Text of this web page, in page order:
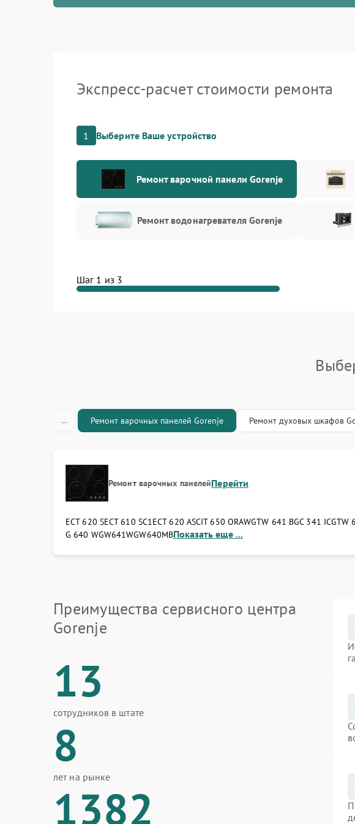
Экспресс-расчет стоимости ремонта
1 Выберите Ваше устройство
Ремонт варочной панели Gorenje
Ремонт водонагревателя Gorenje
Шаг 1 из 3
← Ремонт варочных панелей Gorenje Ремонт духовых шкафов
Ремонт варочных панелейПерейти
ECT 620 SECT 610 SC1ECT 620 ASCIT 650 ORAWGTW 641 BGC 341 ICGTW
G 640 WGW641WGW640MBПоказать еще ...
Преимущества сервисного центра
Gorenje
13
сотрудников в штате
8
лет на рынке
1382